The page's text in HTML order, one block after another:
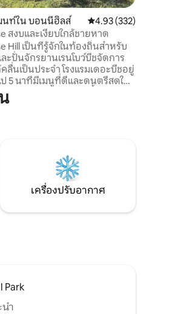
รีวิว
นท์ใน บอนนีฮิลส์ คะแนนเฉลี่ย 4.93 จาก
4.93 (332)
สงบและเงียบใกล้ชายหาด
Hill เป็นที่รู้จักในท้องถิ่นสำหรับ
ะปั่นจักรยานเรนโบว์บีชจัดการ
ประจำ โรงแรมเดอะบีชอยู่
5 นาทีมีเมนูที่ดีและดนตรีสดใน
ปดาห์และสถานรับเลี้ยงเด็ก
รเช้าแสนอร่อยทั้งสองแห่งมี
ล็กน้อยแต่ไม่มากนักคือสโตนีย์
ป็นสวนน้ำสำหรับทั้งเด็กและผู้สูง
เครื่องปรับอากาศ
Park
ำ